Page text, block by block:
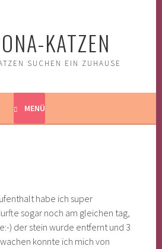
KATZEN
SUCHEN EIN ZUHAUSE
MENÜ
habe ich super
sogar noch am gleichen tag,
) der stein wurde entfernt und 3
konnte ich mich von